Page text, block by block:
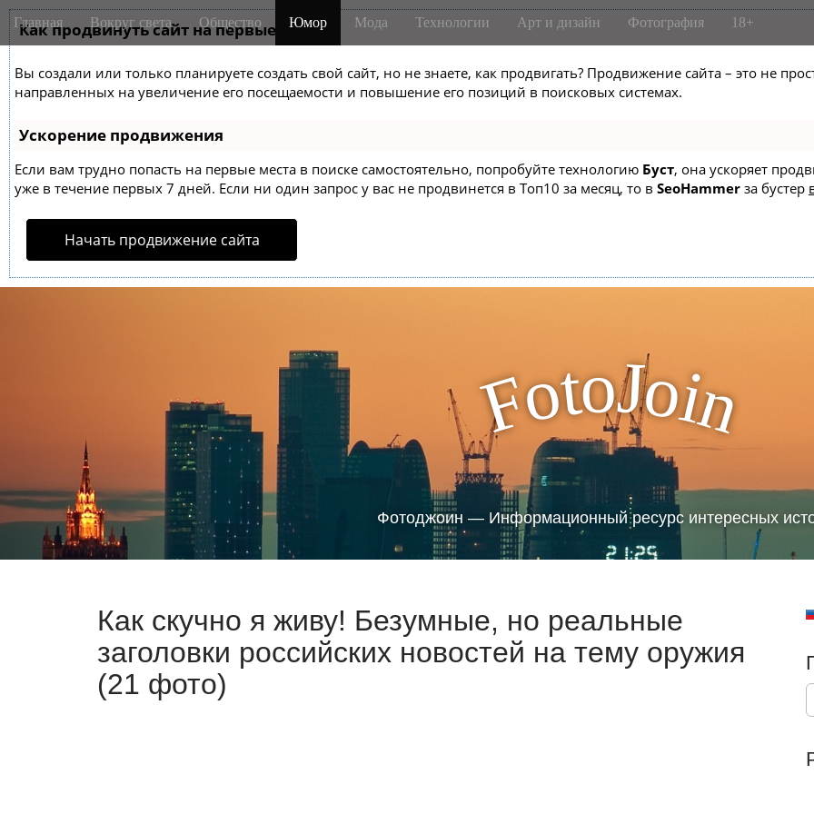
Как продвинуть сайт на первые места?
Вы создали или только планируете создать свой сайт, но не знаете, как продвигать? Продвижение сайта – это не
направленных на увеличение его посещаемости и повышение его позиций в поисковых системах.
Ускорение продвижения
Если вам трудно попасть на первые места в поиске самостоятельно, попробуйте технологию Буст, она ускоряет
уже в течение первых 7 дней. Если ни один запрос у вас не продвинется в Топ10 за месяц, то в SeoHammer за бустер
Начать продвижение сайта
M
a
n
m
e
n
u
i
Главная Вокруг света Общество Юмор Мода Технологии Арт и дизайн Фотография 18+
FotoJoin
Фотоджоин — Информационный ресурс интересных
Как скучно я живу! Безумные, но реальные
заголовки российских новостей на тему оружия
(21 фото)
S
e
c